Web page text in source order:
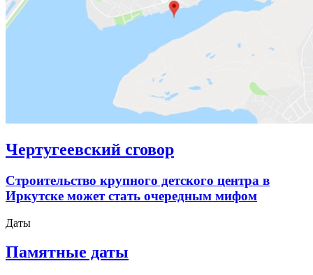
Чертугеевский сговор
Строительство крупного детского центра в
Иркутске может стать очередным мифом
Даты
Памятные даты